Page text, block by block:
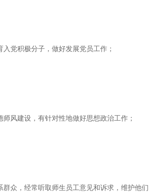
入党积极分子，做好发展党员工作；
师风建设，有针对性地做好思想政治工作；
群众，经常听取师生员工意见和诉求，维护他们